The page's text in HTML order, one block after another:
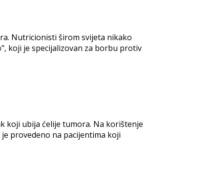
Nutricionisti širom svijeta nikako
koji je specijalizovan za borbu protiv
koji ubija ćelije tumora. Na korištenje
provedeno na pacijentima koji